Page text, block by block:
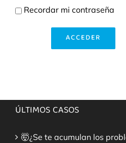
Recordar mi contraseña
ACCEDER
ÚLTIMOS CASOS
🤯¿Se te acumulan los